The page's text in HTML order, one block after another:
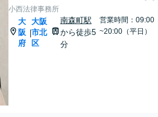
小西法律事務所
大
阪
府
|
大阪
市北
区
南森町駅
から徒歩5
分
営業時間：09:00
~20:00（平日）